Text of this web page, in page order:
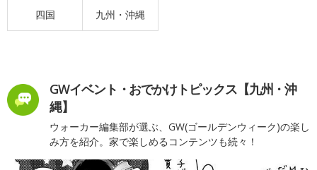
四国 九州・沖縄
GWイベント・おでかけトピックス【九州・沖
縄】
ウォーカー編集部が選ぶ、GW(ゴールデンウィーク)の楽し
み方を紹介。家で楽しめるコンテンツも続々！